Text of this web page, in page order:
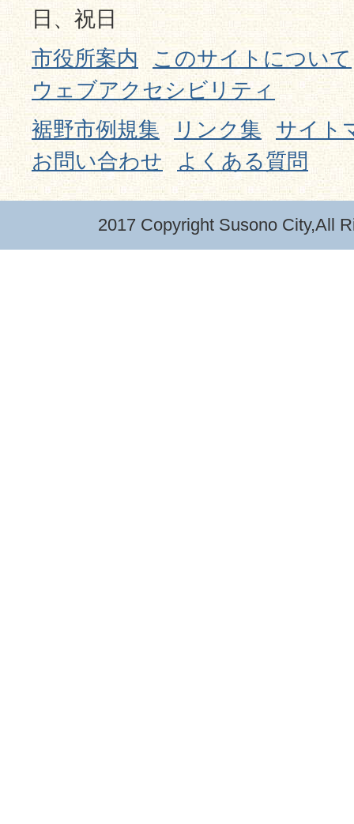
日、祝日
市役所案内
このサイトについて
ウェブアクセシビリティ
裾野市例規集
リンク集
サイト
お問い合わせ
よくある質問
2017 Copyright Susono City,All